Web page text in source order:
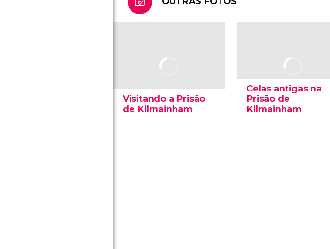
Visitando a Prisão
de Kilmainham
Celas antigas na
Prisão de
Kilmainham